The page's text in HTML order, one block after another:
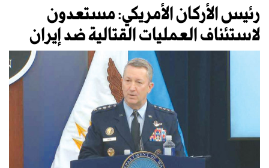
رئيس الأركان الأمريكي: مستعدون
لاستئناف العمليات القتالية ضد إيران